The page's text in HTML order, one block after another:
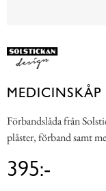
MEDICINSKÅP
Förbandslåda från
plåster, förband samt
395:-